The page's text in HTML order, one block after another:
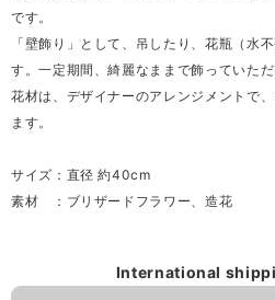
です。
「壁飾り」として、吊したり、花瓶（水
す。一定期間、綺麗なままで飾っていただ
花材は、デザイナーのアレンジメントで
ます。
サイズ：直径 約40cm
素材 ：ブリザードフラワー、造花
International